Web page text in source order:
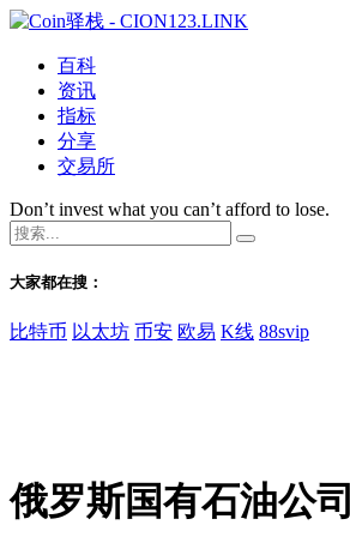
百科
资讯
指标
分享
交易所
Don’t invest what you can’t afford to lose.
大家都在搜：
比特币 以太坊 币安 欧易 K线 88svip
俄罗斯国有石油公